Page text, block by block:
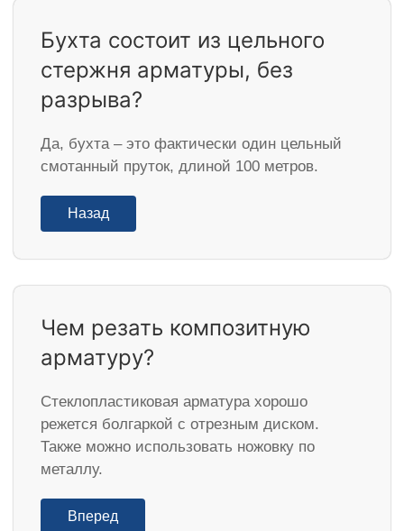
Бухта состоит из цельного
стержня арматуры, без
разрыва?
Да, бухта – это фактически один цельный
смотанный пруток, длиной 100 метров.
Назад
Чем резать композитную
арматуру?
Стеклопластиковая арматура хорошо
режется болгаркой с отрезным диском.
Также можно использовать ножовку по
металлу.
Вперед